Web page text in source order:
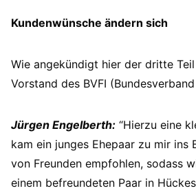
Kundenwünsche ändern sich
Wie angekündigt hier der dritte
Vorstand des BVFI
Jürgen Engelberth: “Hierzu eine
kam ein junges Ehepaar zu mir ins
von Freunden empfohlen, sodass
einem befreundeten Paar in